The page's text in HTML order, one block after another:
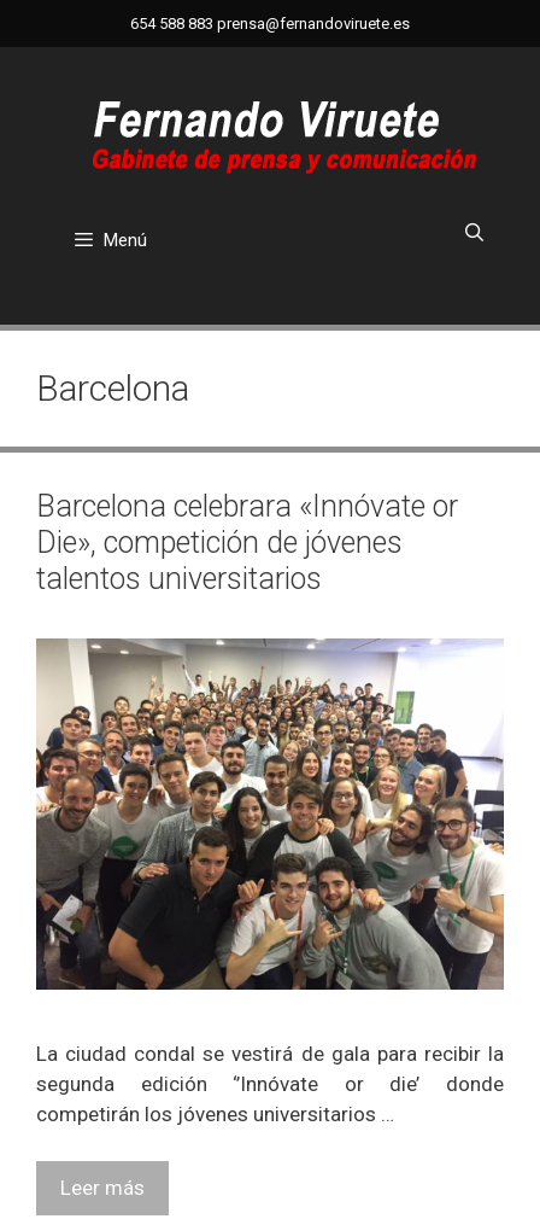
654 588 883 prensa@fernandoviruete.es
Menú
Barcelona
Barcelona celebrara «Innóvate or
Die», competición de jóvenes
talentos universitarios
La ciudad condal se vestirá de gala para recibir la
segunda edición ‘’Innóvate or die’ donde
competirán los jóvenes universitarios …
Leer más